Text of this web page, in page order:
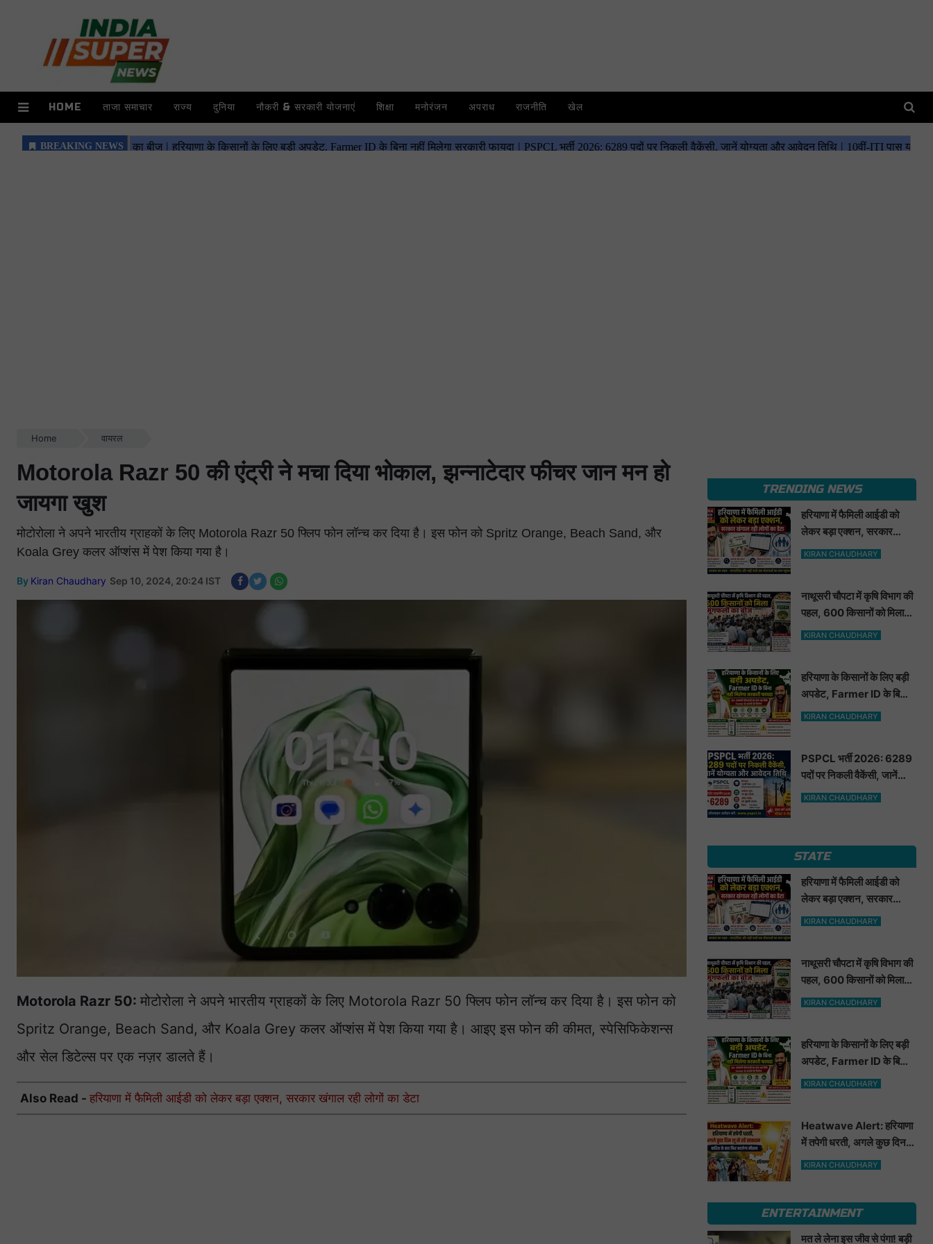
HOME ताजा समाचार राज्य दुनिया नौकरी & सरकारी योजनाएं शिक्षा मनोरंजन अपराध राजनीति खेल
Home वायरल
Motorola Razr 50 की एंट्री ने मचा दिया भोकाल, झन्नाटेदार फीचर जान मन हो
जायगा खुश
मोटोरोला ने अपने भारतीय ग्राहकों के लिए Motorola Razr 50 फ्लिप फोन लॉन्च कर दिया है। इस फोन को Spritz Orange, Beach Sand, और
Koala Grey कलर ऑप्शंस में पेश किया गया है।
By Kiran Chaudhary Sep 10, 2024, 20:24 IST
Motorola Razr 50: मोटोरोला ने अपने भारतीय ग्राहकों के लिए Motorola Razr 50 फ्लिप फोन लॉन्च कर दिया है। इस फोन को
Spritz Orange, Beach Sand, और Koala Grey कलर ऑप्शंस में पेश किया गया है। आइए इस फोन की कीमत, स्पेसिफिकेशन्स
और सेल डिटेल्स पर एक नज़र डालते हैं।
Also Read - हरियाणा में फैमिली आईडी को लेकर बड़ा एक्शन, सरकार खंगाल रही लोगों का डेटा
TRENDING NEWS
हरियाणा में फैमिली आईडी को
लेकर बड़ा एक्शन, सरकार
खंगाल रही लोगों का डेटा
KIRAN CHAUDHARY
नाथूसरी चौपटा में कृषि विभाग की
पहल, 600 किसानों को मिला
मूंगफली का बीज
KIRAN CHAUDHARY
हरियाणा के किसानों के लिए बड़ी
अपडेट, Farmer ID के बिना
नहीं मिलेगा सरकारी फायदा
KIRAN CHAUDHARY
PSPCL भर्ती 2026: 6289
पदों पर निकली वैकेंसी, जानें
योग्यता और आवेदन तिथि
KIRAN CHAUDHARY
STATE
हरियाणा में फैमिली आईडी को
लेकर बड़ा एक्शन, सरकार
खंगाल रही लोगों का डेटा
KIRAN CHAUDHARY
नाथूसरी चौपटा में कृषि विभाग की
पहल, 600 किसानों को मिला
मूंगफली का बीज
KIRAN CHAUDHARY
हरियाणा के किसानों के लिए बड़ी
अपडेट, Farmer ID के बिना
नहीं मिलेगा सरकारी फायदा
KIRAN CHAUDHARY
Heatwave Alert: हरियाणा
में तपेगी धरती, अगले कुछ दिन लू
से रहें सावधान. बारिश के बाद
KIRAN CHAUDHARY
ENTERTAINMENT
मत ले लेना इस जीव से पंगा! बड़ी